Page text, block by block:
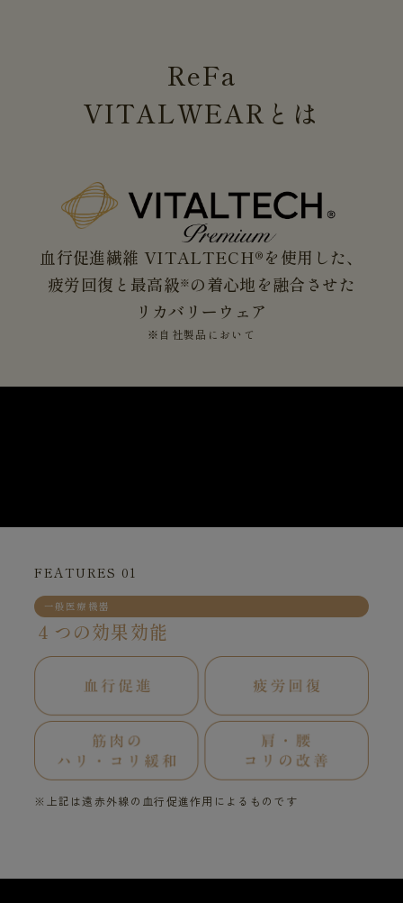
ReFa
VITALWEAR とは
血行促進繊維 VITALTECH®を使用した、
疲労回復と最高級※ の着心地を融合させた
リカバリーウェア
※自社製品において
FEATURES 01
一般医療機器
４つの効果効能
※上記は遠赤外線の血行促進作用によるものです